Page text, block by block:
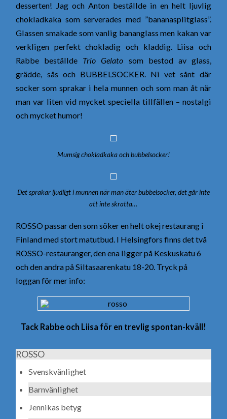
desserten! Jag och Anton beställde in en helt ljuvlig
chokladkaka som serverades med ”bananasplitglass”.
Glassen smakade som vanlig bananglass men kakan var
verkligen perfekt chokladig och kladdig. Liisa och
Rabbe beställde Trio Gelato som bestod av glass,
grädde, sås och BUBBELSOCKER. Ni vet sånt där
socker som sprakar i hela munnen och som man åt när
man var liten vid mycket speciella tillfällen – nostalgi
och mycket humor!
Mumsig chokladkaka och bubbelsocker!
Det sprakar ljudligt i munnen när man äter bubbelsocker, det går inte
att inte skratta…
ROSSO passar den som söker en helt okej restaurang i
Finland med stort matutbud. I Helsingfors finns det två
ROSSO-restauranger, den ena ligger på Keskuskatu 6
och den andra på Siltasaarenkatu 18-20. Tryck på
loggan för mer info:
Tack Rabbe och Liisa för en trevlig spontan-kväll!
ROSSO
Svenskvänlighet
Barnvänlighet
Jennikas betyg